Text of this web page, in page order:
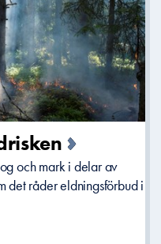
och mark i delar av
det råder eldningsförbud i